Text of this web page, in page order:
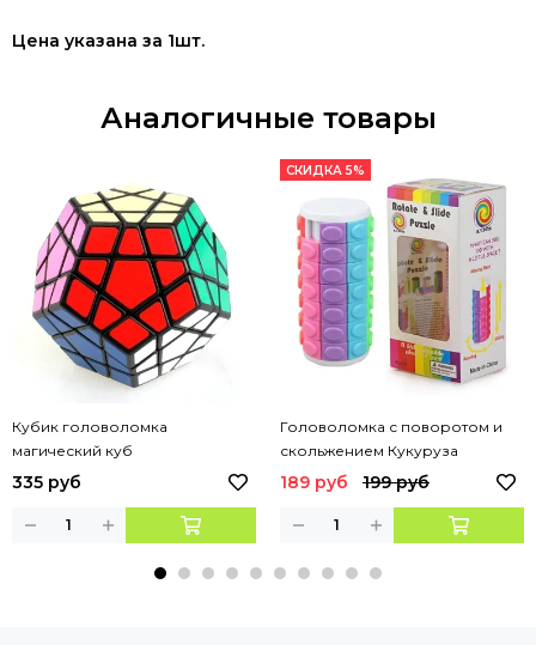
Цена указана за 1шт.
Аналогичные товары
Кубик головоломка
магический куб
335 руб
СКИДКА 5%
Головоломка с поворотом и
скольжением Кукуруза
189 руб 199 руб